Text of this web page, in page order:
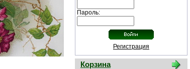
Пароль:
Регистрация
Корзина